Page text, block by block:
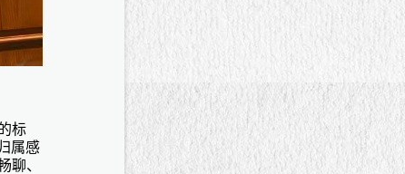
标
属感
聊、